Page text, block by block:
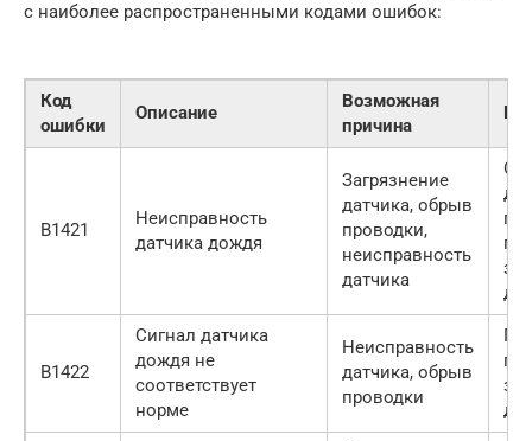
с наиболее распространенными кодами ошибок:
Код
ошибки
Описание
Возможная
причина
B1421
Неисправность
датчика дождя
Загрязнение
датчика, обрыв
проводки,
неисправность
датчика
B1422
Сигнал датчика
дождя не
соответствует
норме
Неисправность
датчика, обрыв
проводки